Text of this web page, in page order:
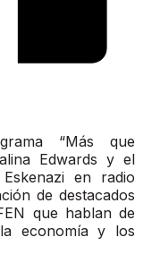
“Más que
Edwards y el
en radio
de destacados
que hablan de
economía y los